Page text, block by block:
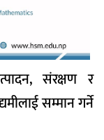
संरक्षण र
सम्मान गर्ने